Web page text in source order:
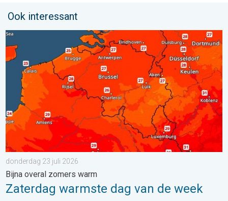
Ook interessant
Zaterdag warmste dag van de week. Bijna overal zomers
donderdag 23 juli 2026
Bijna overal zomers warm
Zaterdag warmste dag van de week